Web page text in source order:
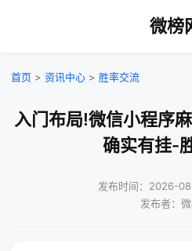
微榜
首页 > 资讯中心 > 胜率交流
入门布局!微信小程序
确实有挂-
发布时间：2026-
发布者：